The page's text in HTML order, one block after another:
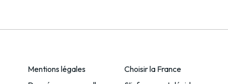
Mentions légales
Choisir la France